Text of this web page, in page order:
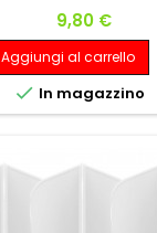
Prezzo
9,80 €
Aggiungi al carrello
 In magazzino